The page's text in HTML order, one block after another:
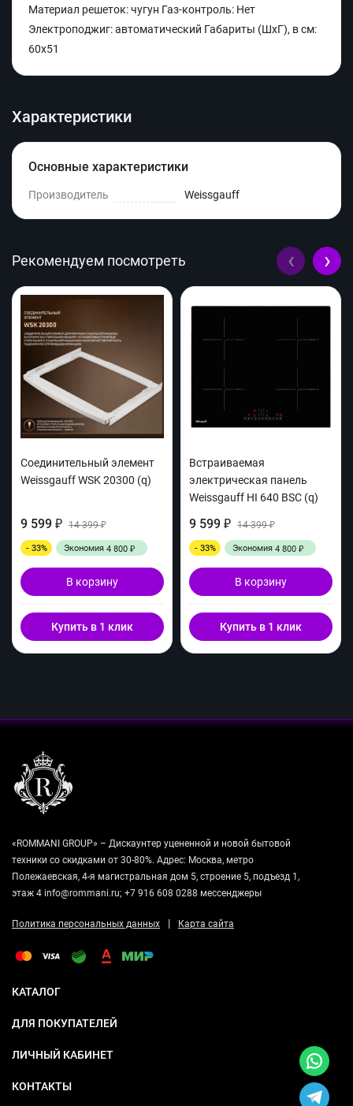
Материал решеток: чугун Газ-контроль: Нет
Электроподжиг: автоматический Габариты (ШxГ), в см:
60х51
Характеристики
Основные характеристики
Производитель Weissgauff
Рекомендуем посмотреть
Соединительный элемент
Weissgauff WSK 20300 (q)
9 599 ₽ 14 399₽
- 33% Экономия 4 800 ₽
В корзину
Купить в 1 клик
Встраиваемая
электрическая панель
Weissgauff HI 640 BSC (q)
9 599 ₽ 14 399₽
- 33% Экономия 4 800 ₽
В корзину
Купить в 1 клик
‹ ›
«ROMMANI GROUP» – Дискаунтер уцененной и новой бытовой
техники со скидками от 30-80%. Адрес: Москва, метро
Полежаевская, 4-я магистральная дом 5, строение 5, подъезд 1,
этаж 4 info@rommani.ru; +7 916 608 0288 мессенджеры
Политика персональных данных | Карта сайта
КАТАЛОГ
ДЛЯ ПОКУПАТЕЛЕЙ
ЛИЧНЫЙ КАБИНЕТ
КОНТАКТЫ